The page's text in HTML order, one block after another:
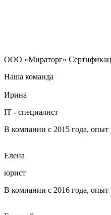
ООО «Мираторг»
Наша команда
Ирина
IT - специалист
В компании с 2015 года,
Елена
юрист
В компании с 2016 года,